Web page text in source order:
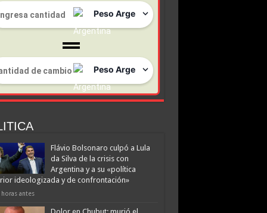
Flávio Bolsonaro culpó a Lula
da Silva de la crisis con
Argentina y a su «política
ideologizada y de confrontación»
antes